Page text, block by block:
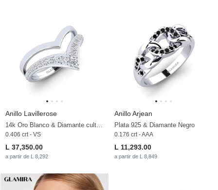
Anillo Lavillerose
0.406 crt - VS
L 37,350.00
a partir de L 8,292
Anillo Arjean
Plata 925 & Diamante Negro
0.176 crt - AAA
L 11,293.00
a partir de L 8,849